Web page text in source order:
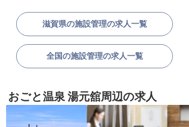
滋賀県の施設管理の求人一覧
全国の施設管理の求人一覧
おごと温泉 湯元舘周辺の求人